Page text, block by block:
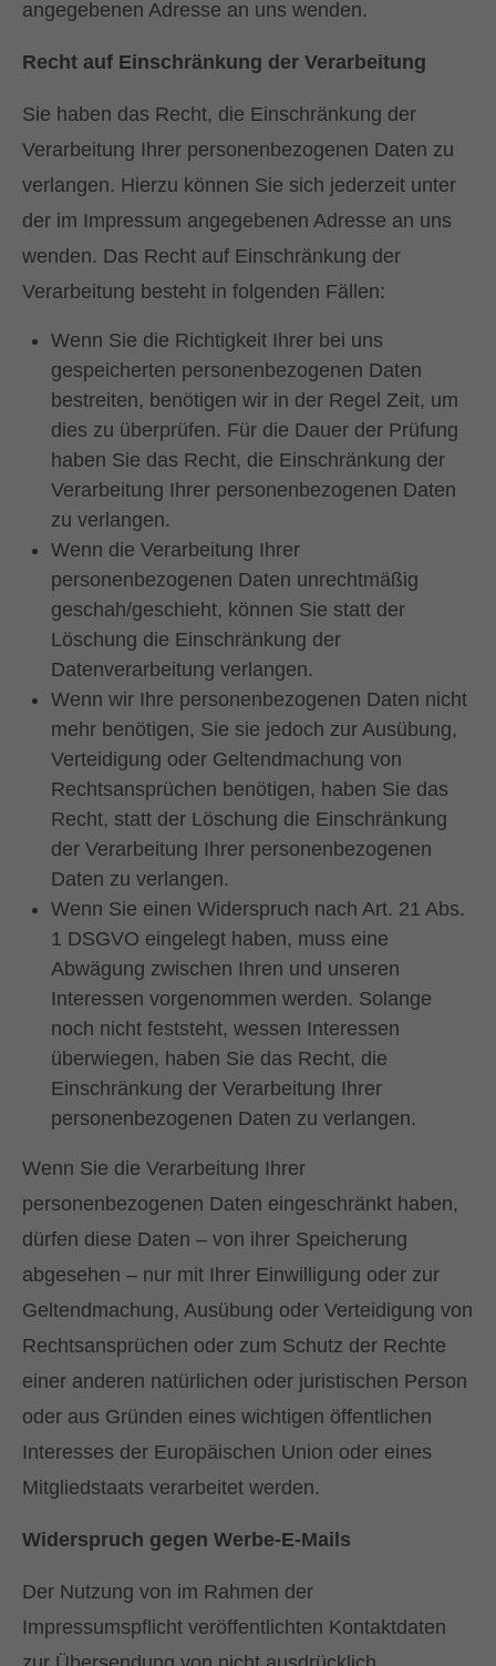
angegebenen Adresse an uns wenden.
Recht auf Einschränkung der Verarbeitung
Sie haben das Recht, die Einschränkung der
Verarbeitung Ihrer personenbezogenen Daten zu
verlangen. Hierzu können Sie sich jederzeit unter
der im Impressum angegebenen Adresse an uns
wenden. Das Recht auf Einschränkung der
Verarbeitung besteht in folgenden Fällen:
Wenn Sie die Richtigkeit Ihrer bei uns
gespeicherten personenbezogenen Daten
bestreiten, benötigen wir in der Regel Zeit, um
dies zu überprüfen. Für die Dauer der Prüfung
haben Sie das Recht, die Einschränkung der
Verarbeitung Ihrer personenbezogenen Daten
zu verlangen.
Wenn die Verarbeitung Ihrer
personenbezogenen Daten unrechtmäßig
geschah/geschieht, können Sie statt der
Löschung die Einschränkung der
Datenverarbeitung verlangen.
Wenn wir Ihre personenbezogenen Daten nicht
mehr benötigen, Sie sie jedoch zur Ausübung,
Verteidigung oder Geltendmachung von
Rechtsansprüchen benötigen, haben Sie das
Recht, statt der Löschung die Einschränkung
der Verarbeitung Ihrer personenbezogenen
Daten zu verlangen.
Wenn Sie einen Widerspruch nach Art. 21 Abs.
1 DSGVO eingelegt haben, muss eine
Abwägung zwischen Ihren und unseren
Interessen vorgenommen werden. Solange
noch nicht feststeht, wessen Interessen
überwiegen, haben Sie das Recht, die
Einschränkung der Verarbeitung Ihrer
personenbezogenen Daten zu verlangen.
Wenn Sie die Verarbeitung Ihrer
personenbezogenen Daten eingeschränkt haben,
dürfen diese Daten – von ihrer Speicherung
abgesehen – nur mit Ihrer Einwilligung oder zur
Geltendmachung, Ausübung oder Verteidigung von
Rechtsansprüchen oder zum Schutz der Rechte
einer anderen natürlichen oder juristischen Person
oder aus Gründen eines wichtigen öffentlichen
Interesses der Europäischen Union oder eines
Mitgliedstaats verarbeitet werden.
Widerspruch gegen Werbe-E-Mails
Der Nutzung von im Rahmen der
Impressumspflicht veröffentlichten Kontaktdaten